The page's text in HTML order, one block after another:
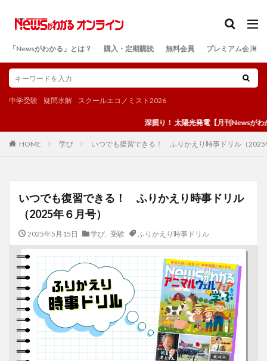
「Newsがわかる」とは？ 購入・定期購読 無料会員 プレミアム会員
中学受験 疑問氷解 スクールエコノミスト2026
深掘り！ 太陽光発電【月刊Newsがわかる９
HOME 学び いつでも復習できる！ ふりかえり時事ドリル（2025
いつでも復習できる！ ふりかえり時事ドリル
（2025年６月号）
2025年5月15日 学び 受験 ふりかえり時事ドリル
検索